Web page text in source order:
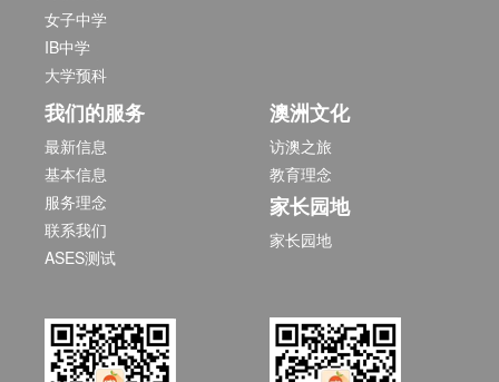
女子中学
IB中学
大学预科
我们的服务
最新信息
基本信息
服务理念
联系我们
ASES测试
澳洲文化
访澳之旅
教育理念
家长园地
家长园地